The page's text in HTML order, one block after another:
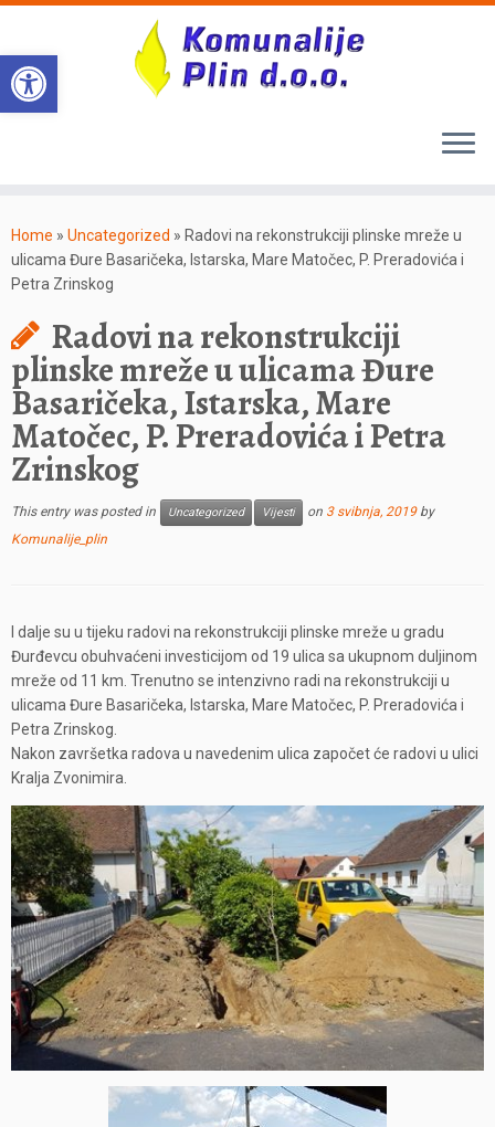
Open toolbar
Home » Uncategorized » Radovi na rekonstrukciji plinske mreže u
ulicama Đure Basaričeka, Istarska, Mare Matočec, P. Preradovića i
Petra Zrinskog
Radovi na rekonstrukciji
plinske mreže u ulicama Đure
Basaričeka, Istarska, Mare
Matočec, P. Preradovića i Petra
Zrinskog
This entry was posted in Uncategorized Vijesti on 3 svibnja, 2019 by
Komunalije_plin
I dalje su u tijeku radovi na rekonstrukciji plinske mreže u gradu
Đurđevcu obuhvaćeni investicijom od 19 ulica sa ukupnom duljinom
mreže od 11 km. Trenutno se intenzivno radi na rekonstrukciji u
ulicama Đure Basaričeka, Istarska, Mare Matočec, P. Preradovića i
Petra Zrinskog.
Nakon završetka radova u navedenim ulica započet će radovi u ulici
Kralja Zvonimira.